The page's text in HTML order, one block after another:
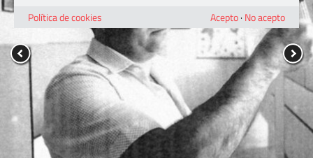
Política de cookies
Acepto· No acepto